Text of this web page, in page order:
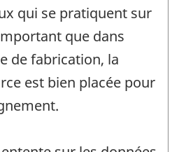
qui se pratiquent sur
que dans
de fabrication, la
est bien placée pour